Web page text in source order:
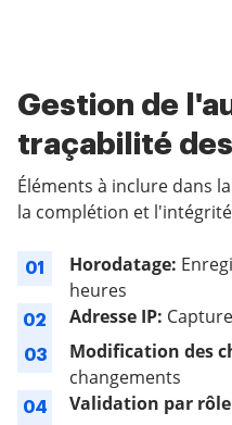
Gestion de
traçabilité
Éléments à inclure dans
la complétion et
01 Horodatage:
heures
02 Adresse IP:
03 Modification des
changements
04 Validation par